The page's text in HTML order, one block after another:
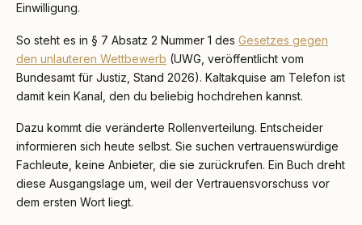
Einwilligung.
So steht es in § 7 Absatz 2 Nummer 1 des Gesetzes gegen
den unlauteren Wettbewerb (UWG, veröffentlicht vom
Bundesamt für Justiz, Stand 2026). Kaltakquise am Telefon ist
damit kein Kanal, den du beliebig hochdrehen kannst.
Dazu kommt die veränderte Rollenverteilung. Entscheider
informieren sich heute selbst. Sie suchen vertrauenswürdige
Fachleute, keine Anbieter, die sie zurückrufen. Ein Buch dreht
diese Ausgangslage um, weil der Vertrauensvorschuss vor
dem ersten Wort liegt.